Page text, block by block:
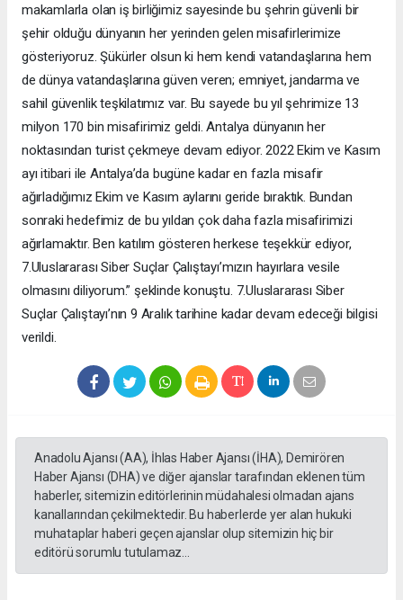
makamlarla olan iş birliğimiz sayesinde bu şehrin güvenli bir
şehir olduğu dünyanın her yerinden gelen misafirlerimize
gösteriyoruz. Şükürler olsun ki hem kendi vatandaşlarına hem
de dünya vatandaşlarına güven veren; emniyet, jandarma ve
sahil güvenlik teşkilatımız var. Bu sayede bu yıl şehrimize 13
milyon 170 bin misafirimiz geldi. Antalya dünyanın her
noktasından turist çekmeye devam ediyor. 2022 Ekim ve Kasım
ayı itibari ile Antalya’da bugüne kadar en fazla misafir
ağırladığımız Ekim ve Kasım aylarını geride bıraktık. Bundan
sonraki hedefimiz de bu yıldan çok daha fazla misafirimizi
ağırlamaktır. Ben katılım gösteren herkese teşekkür ediyor,
7.Uluslararası Siber Suçlar Çalıştayı’mızın hayırlara vesile
olmasını diliyorum.” şeklinde konuştu. 7.Uluslararası Siber
Suçlar Çalıştayı’nın 9 Aralık tarihine kadar devam edeceği bilgisi
verildi.
Anadolu Ajansı (AA), İhlas Haber Ajansı (İHA), Demirören
Haber Ajansı (DHA) ve diğer ajanslar tarafından eklenen tüm
haberler, sitemizin editörlerinin müdahalesi olmadan ajans
kanallarından çekilmektedir. Bu haberlerde yer alan hukuki
muhataplar haberi geçen ajanslar olup sitemizin hiç bir
editörü sorumlu tutulamaz...